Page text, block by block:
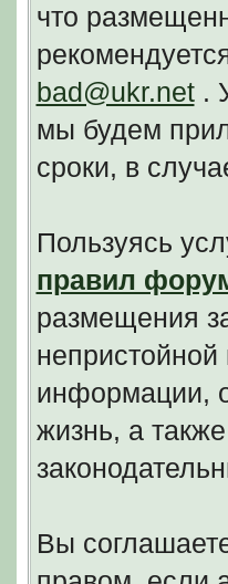
что
bad@ukr.net.
мы будем
сроки, в
Пользуясь
правил
размещения
информации,
жизнь, а
Вы